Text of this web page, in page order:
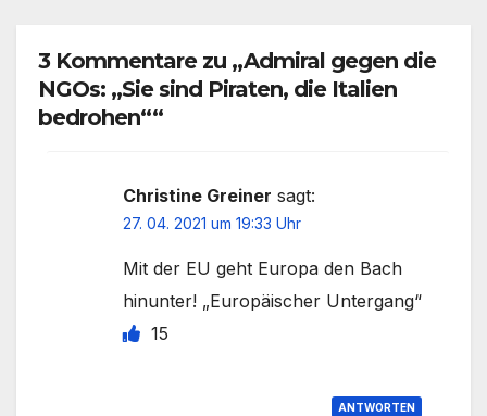
3 Kommentare zu „Admiral gegen die
NGOs: „Sie sind Piraten, die Italien
bedrohen““
Christine Greiner sagt:
27. 04. 2021 um 19:33 Uhr
Mit der EU geht Europa den Bach
hinunter! „Europäischer Untergang“
15
ANTWORTEN